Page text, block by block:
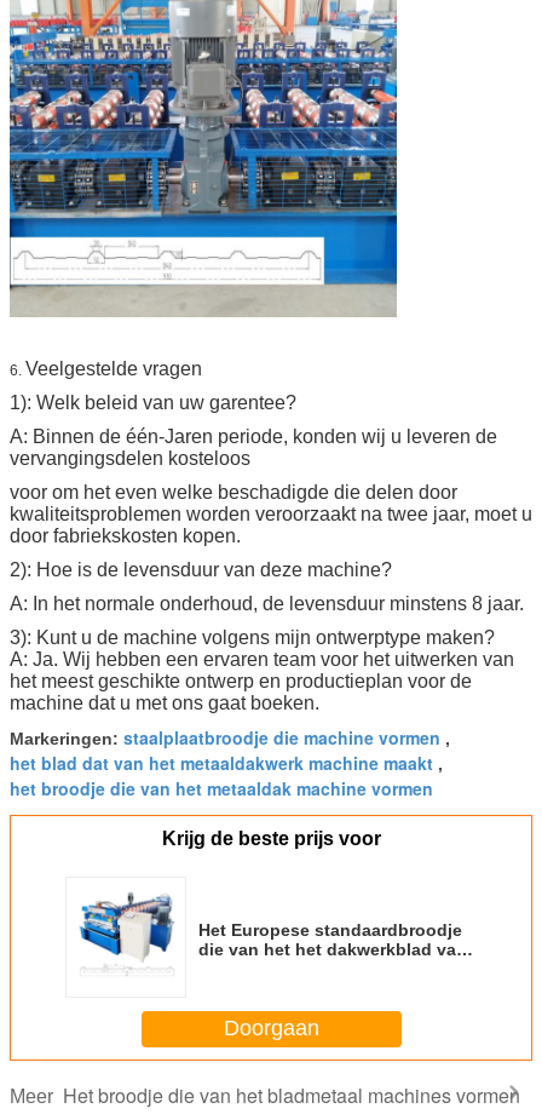
6. Veelgestelde vragen
1): Welk beleid van uw garentee?
A: Binnen de één-Jaren periode, konden wij u leveren de
vervangingsdelen kosteloos
voor om het even welke beschadigde die delen door
kwaliteitsproblemen worden veroorzaakt na twee jaar, moet u
door fabriekskosten kopen.
2): Hoe is de levensduur van deze machine?
A: In het normale onderhoud, de levensduur minstens 8 jaar.
3): Kunt u de machine volgens mijn ontwerptype maken?
A: Ja. Wij hebben een ervaren team voor het uitwerken van
het meest geschikte ontwerp en productieplan voor de
machine dat u met ons gaat boeken.
Markeringen: staalplaatbroodje die machine vormen ,
het blad dat van het metaaldakwerk machine maakt ,
het broodje die van het metaaldak machine vormen
Krijg de beste prijs voor
Het Europese standaardbroodje
die van het het dakwerkblad van
productinelijn maken
Doorgaan
Meer Het broodje die van het bladmetaal machines vormen